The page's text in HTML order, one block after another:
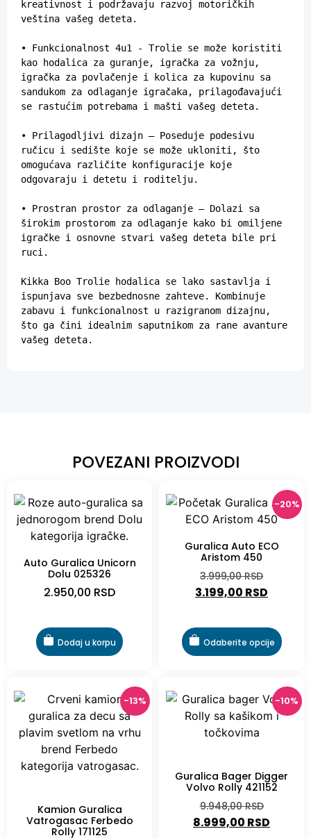
kreativnost i podržavaju razvoj motoričkih
veština vašeg deteta.
• Funkcionalnost 4u1 - Trolie se može koristiti
kao hodalica za guranje, igračka za vožnju,
igračka za povlačenje i kolica za kupovinu sa
sandukom za odlaganje igračaka, prilagođavajući
se rastućim potrebama i mašti vašeg deteta.
• Prilagodljivi dizajn – Poseduje podesivu
ručicu i sedište koje se može ukloniti, što
omogućava različite konfiguracije koje
odgovaraju i detetu i roditelju.
• Prostran prostor za odlaganje – Dolazi sa
širokim prostorom za odlaganje kako bi omiljene
igračke i osnovne stvari vašeg deteta bile pri
ruci.
Kikka Boo Trolie hodalica se lako sastavlja i
ispunjava sve bezbednosne zahteve. Kombinuje
zabavu i funkcionalnost u razigranom dizajnu,
što ga čini idealnim saputnikom za rane avanture
vašeg deteta.
POVEZANI PROIZVODI
Auto Guralica Unicorn
Dolu 025326
2.950,00 RSD
Dodaj u korpu
-20%
Guralica Auto ECO
Aristom 450
3.999,00RSD
3.199,00 RSD
Odaberite opcije
-13%
Kamion Guralica
Vatrogasac Ferbedo
Rolly 171125
-10%
Guralica Bager Digger
Volvo Rolly 421152
9.948,00RSD
8.999,00 RSD